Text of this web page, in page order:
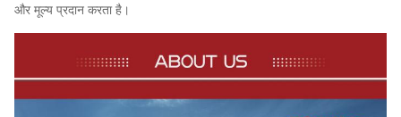
और मूल्य प्रदान करता है।